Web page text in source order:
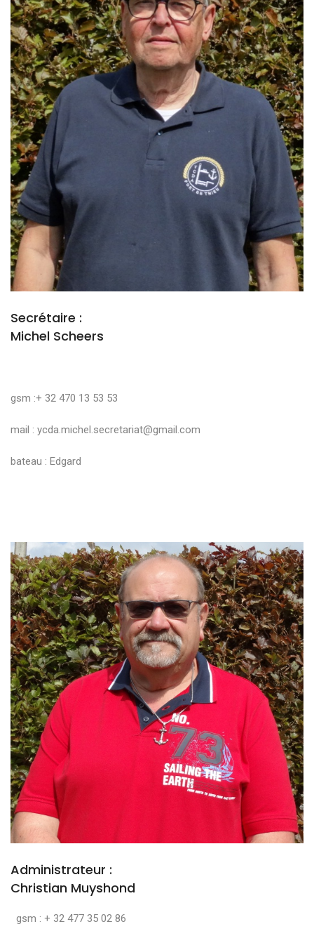
Secrétaire :
Michel Scheers
gsm :+ 32 470 13 53 53
mail : ycda.michel.secretariat@gmail.com
bateau : Edgard
Administrateur :
Christian Muyshond
gsm : + 32 477 35 02 86